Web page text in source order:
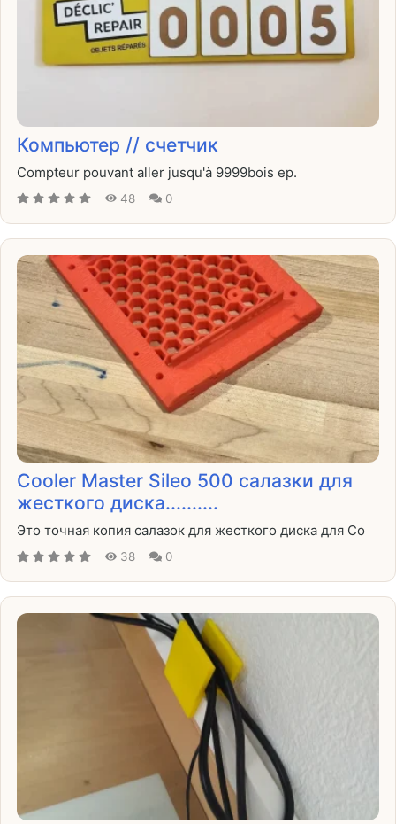
Компьютер // счетчик
Compteur pouvant aller jusqu'à 9999bois ep.
48 0
Cooler Master Sileo 500 салазки для
жесткого диска..........
Это точная копия салазок для жесткого диска для Co
38 0